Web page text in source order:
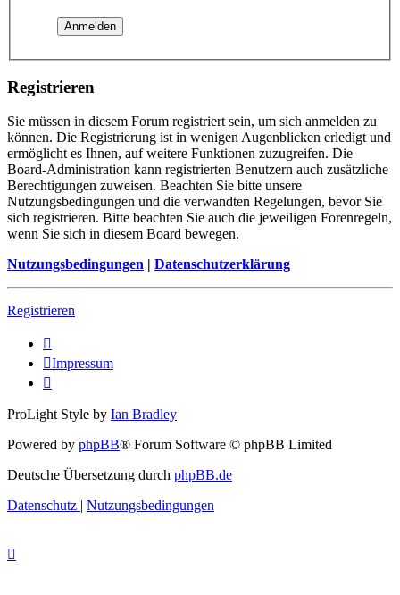
Registrieren
Sie müssen in diesem Forum registriert sein, um sich anmelden zu
können. Die Registrierung ist in wenigen Augenblicken erledigt und
ermöglicht es Ihnen, auf weitere Funktionen zuzugreifen. Die
Board-Administration kann registrierten Benutzern auch zusätzliche
Berechtigungen zuweisen. Beachten Sie bitte unsere
Nutzungsbedingungen und die verwandten Regelungen, bevor Sie
sich registrieren. Bitte beachten Sie auch die jeweiligen Forenregeln,
wenn Sie sich in diesem Board bewegen.
Nutzungsbedingungen | Datenschutzerklärung
Registrieren
Impressum
ProLight Style by Ian Bradley
Powered by phpBB® Forum Software © phpBB Limited
Deutsche Übersetzung durch phpBB.de
Datenschutz | Nutzungsbedingungen